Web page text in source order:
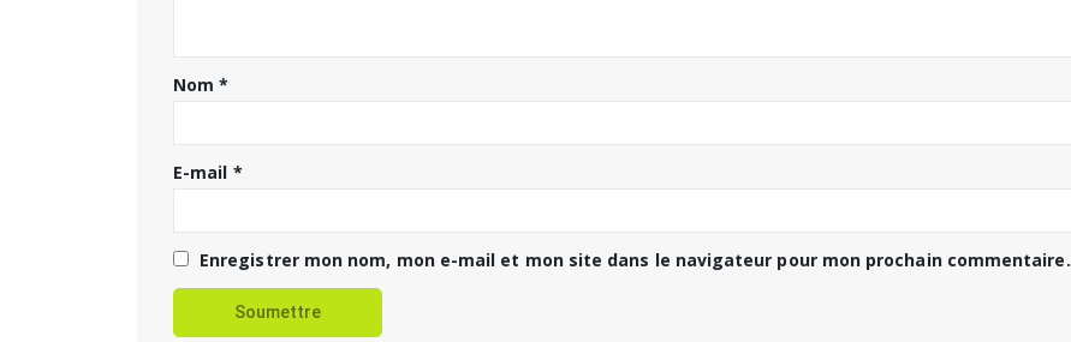
Nom*
E-mail *
Enregistrer mon nom, mon e-mail et mon site dans le navigateur pour mon prochain commentaire.